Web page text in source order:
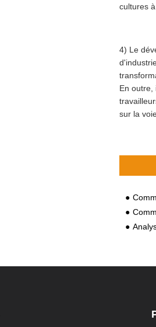
cultures
4) Le
En
sur la
Analyse